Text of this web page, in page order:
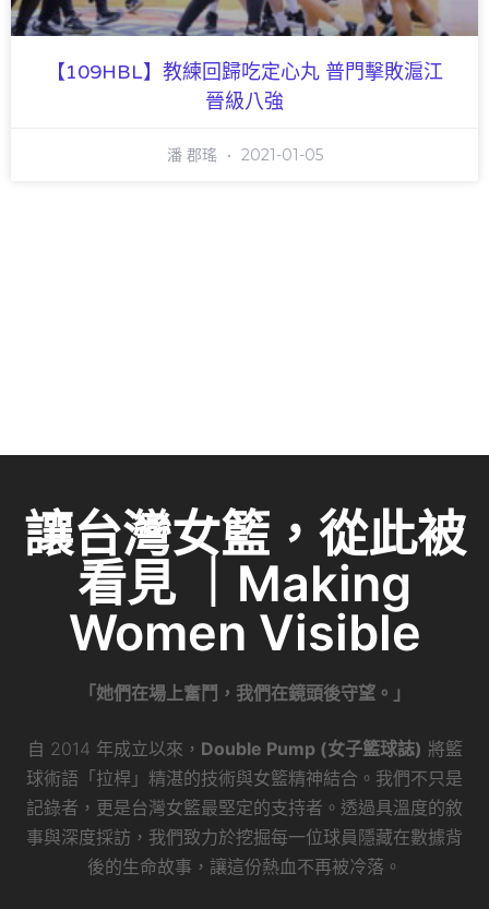
【109HBL】教練回歸吃定心丸 普門擊敗滬江
晉級八強
潘 郡瑤 2021-01-05
讓台灣女籃，從此被
看見 ｜Making
Women Visible
「她們在場上奮鬥，我們在鏡頭後守望。」
自 2014 年成立以來， Double Pump (女子籃球誌) 將籃
球術語「拉桿」精湛的技術與女籃精神結合。我們不只是
記錄者，更是台灣女籃最堅定的支持者。透過具溫度的敘
事與深度採訪，我們致力於挖掘每一位球員隱藏在數據背
後的生命故事，讓這份熱血不再被冷落。